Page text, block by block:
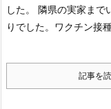
した。 隣県の実家まで
りでした。ワクチン接
記事を